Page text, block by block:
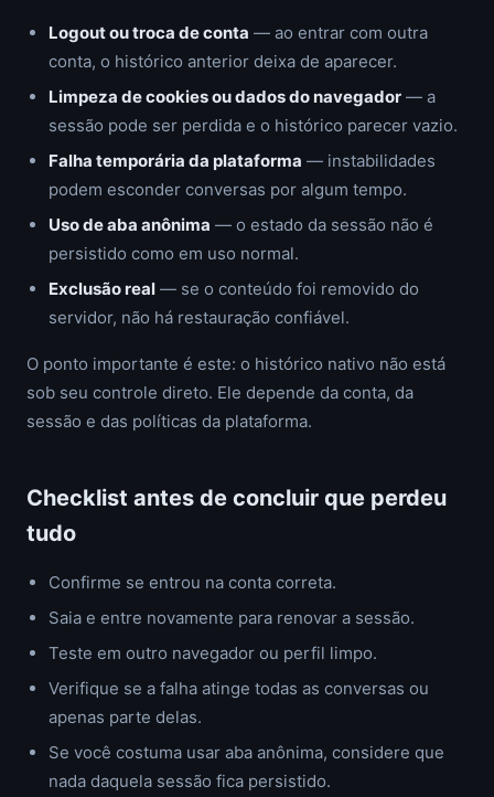
Logout ou troca de conta — ao entrar com outra
conta, o histórico anterior deixa de aparecer.
Limpeza de cookies ou dados do navegador — a
sessão pode ser perdida e o histórico parecer vazio.
Falha temporária da plataforma — instabilidades
podem esconder conversas por algum tempo.
Uso de aba anônima — o estado da sessão não é
persistido como em uso normal.
Exclusão real — se o conteúdo foi removido do
servidor, não há restauração confiável.
O ponto importante é este: o histórico nativo não está
sob seu controle direto. Ele depende da conta, da
sessão e das políticas da plataforma.
Checklist antes de concluir que perdeu
tudo
Confirme se entrou na conta correta.
Saia e entre novamente para renovar a sessão.
Teste em outro navegador ou perfil limpo.
Verifique se a falha atinge todas as conversas ou
apenas parte delas.
Se você costuma usar aba anônima, considere que
nada daquela sessão fica persistido.